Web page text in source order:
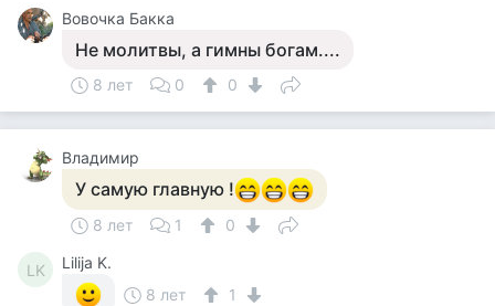
Вовочка Бакка
Не молитвы, а гимны богам....
8 лет 0 0
Владимир
У самую главную !
8 лет 1 0
LK
Lilija K.
8 лет
1